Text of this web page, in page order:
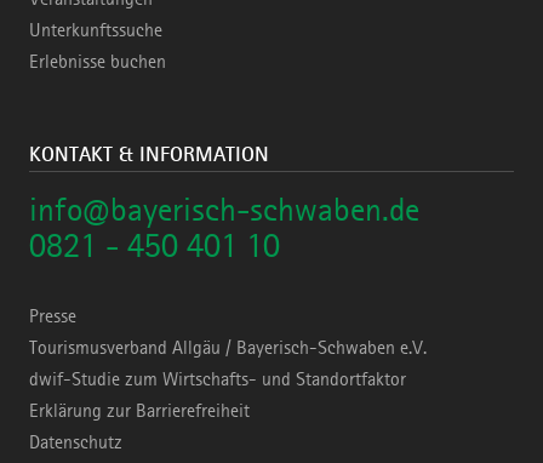
Unterkunftssuche
Erlebnisse buchen
KONTAKT & INFORMATION
info@bayerisch-schwaben.de
0821 - 450 401 10
Presse
Tourismusverband Allgäu / Bayerisch-Schwaben e.V.
dwif-Studie zum Wirtschafts- und Standortfaktor
Erklärung zur Barrierefreiheit
Datenschutz